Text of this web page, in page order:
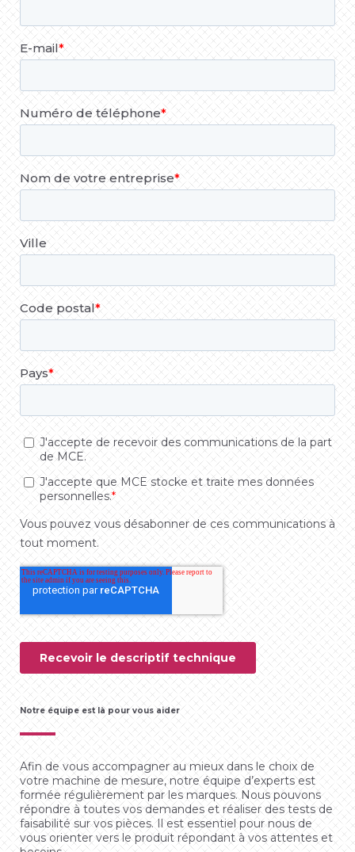
Notre équipe est là pour vous aider
Afin de vous accompagner au mieux dans le choix de
votre machine de mesure, notre équipe d’experts est
formée régulièrement par les marques. Nous pouvons
répondre à toutes vos demandes et réaliser des tests de
faisabilité sur vos pièces. Il est essentiel pour nous de
vous orienter vers le produit répondant à vos attentes et